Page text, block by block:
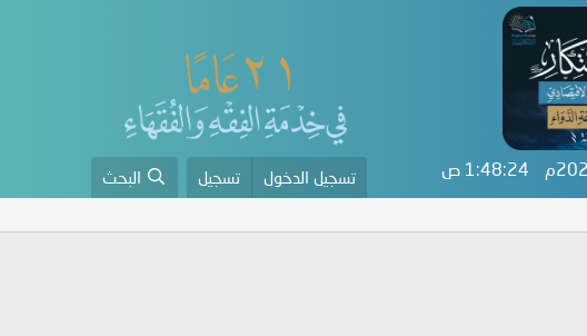
1:48:24 ص تسجيل الدخول تسجيل البحث